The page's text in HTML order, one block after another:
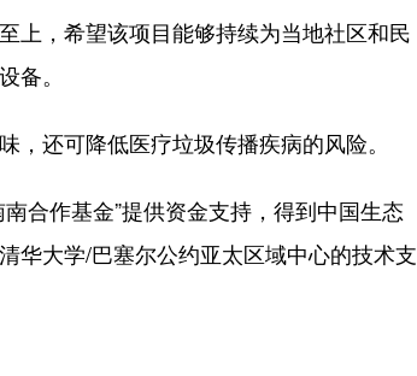
，希望该项目能够持续为当地社区和民
备。
还可降低医疗垃圾传播疾病的风险。
合作基金”提供资金支持，得到中国生态
华大学/巴塞尔公约亚太区域中心的技术支